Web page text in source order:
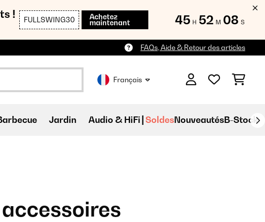
! FULLSWING30 Achetez
maintenant 45 H 52 M 06 S
FAQs, Aide & Retour des articles
Français
Jardin Audio & HiFi SoldesNouveautésB-Stock